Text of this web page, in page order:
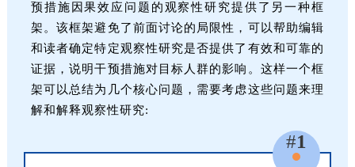
预措施因果效应问题的观察性研究提供了另一种框
架。该框架避免了前面讨论的局限性，可以帮助编辑
和读者确定特定观察性研究是否提供了有效和可靠的
证据，说明干预措施对目标人群的影响。这样一个框
架可以总结为几个核心问题，需要考虑这些问题来理
解和解释观察性研究:
#1